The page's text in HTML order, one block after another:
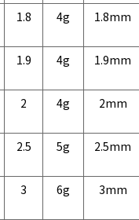
1.8 4g 1.8mm
1.9 4g 1.9mm
2 4g 2mm
2.5 5g 2.5mm
3 6g 3mm